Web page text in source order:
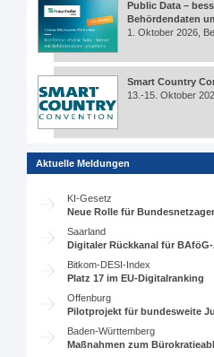
Public Data –
Behördendaten
1. Oktober 2026,
Smart Country
13.-15. Oktober
Aktuelle Meldungen
KI-Gesetz
Neue Rolle für
Saarland
Digitaler Rückkanal für
Bitkom-DESI-Index
Platz 17 im EU-Digitalranking
Offenburg
Pilotprojekt für bundesweite
Baden-Württemberg
Maßnahmen zum